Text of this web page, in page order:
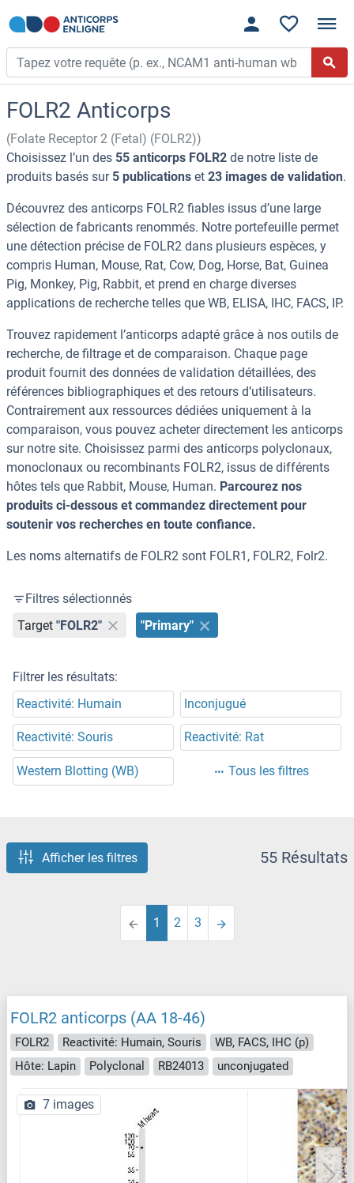
FOLR2 Anticorps
(Folate Receptor 2 (Fetal) (FOLR2))
Choisissez l’un des 55 anticorps FOLR2 de notre liste de
produits basés sur 5 publications et 23 images de validation.
Découvrez des anticorps FOLR2 fiables issus d’une large
sélection de fabricants renommés. Notre portefeuille permet
une détection précise de FOLR2 dans plusieurs espèces, y
compris Human, Mouse, Rat, Cow, Dog, Horse, Bat, Guinea
Pig, Monkey, Pig, Rabbit, et prend en charge diverses
applications de recherche telles que WB, ELISA, IHC, FACS, IP.
Trouvez rapidement l’anticorps adapté grâce à nos outils de
recherche, de filtrage et de comparaison. Chaque page
produit fournit des données de validation détaillées, des
références bibliographiques et des retours d’utilisateurs.
Contrairement aux ressources dédiées uniquement à la
comparaison, vous pouvez acheter directement les anticorps
sur notre site. Choisissez parmi des anticorps polyclonaux,
monoclonaux ou recombinants FOLR2, issus de différents
hôtes tels que Rabbit, Mouse, Human. Parcourez nos
produits ci-dessous et commandez directement pour
soutenir vos recherches en toute confiance.
Les noms alternatifs de FOLR2 sont FOLR1, FOLR2, Folr2.
Filtres sélectionnés
Target "FOLR2" "Primary"
Filtrer les résultats:
Reactivité: Humain
Inconjugué
Reactivité: Souris Reactivité: Rat
Western Blotting (WB) Tous les filtres
Afficher les filtres 55 Résultats
1 2 3
FOLR2 anticorps (AA 18-46)
FOLR2 Reactivité: Humain, Souris
WB, FACS, IHC (p)
Hôte: Lapin
Polyclonal RB24013 unconjugated
7 images